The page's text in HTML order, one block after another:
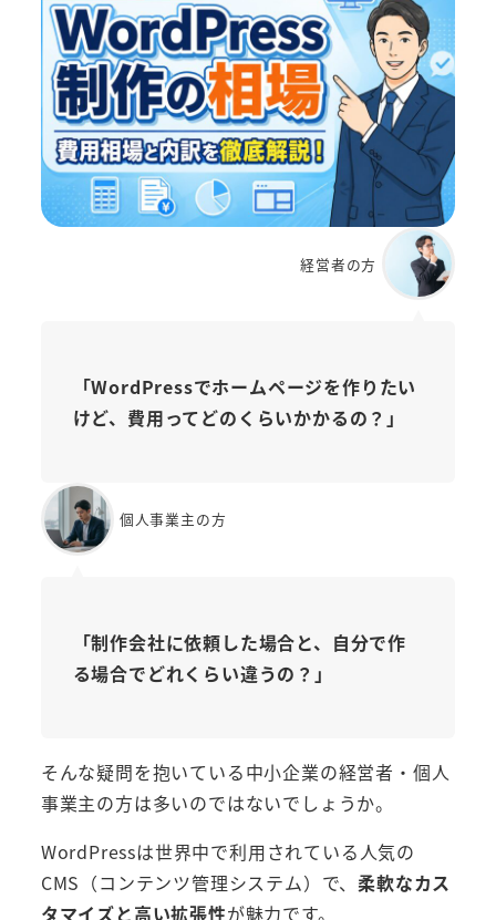
経営者の方
「WordPressでホームページを作りたい
けど、費用ってどのくらいかかるの？」
個人事業主の方
「制作会社に依頼した場合と、自分で作
る場合でどれくらい違うの？」
そんな疑問を抱いている中小企業の経営者・個人
事業主の方は多いのではないでしょうか。
WordPressは世界中で利用されている人気の
CMS（コンテンツ管理システム）で、 柔軟なカス
タマイズと高い拡張性が魅力です。